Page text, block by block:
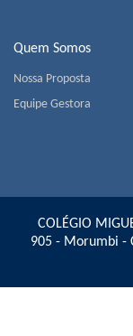
Quem Somos
Nossa Proposta
Equipe Gestora
COLÉGIO
905 - Morumbi -